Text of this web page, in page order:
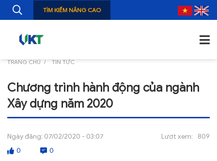
GIỚI THIỆU
TIN TỨC
NGHIÊN CỨU
ẤN PHẨM
TÌM KIẾM NÂNG CAO
TRANG CHỦ TIN TỨC
Chương trình hành động của ngành
Xây dựng năm 2020
Ngày đăng: 07/02/2020 - 03:07 Lượt xem:
809
0
0